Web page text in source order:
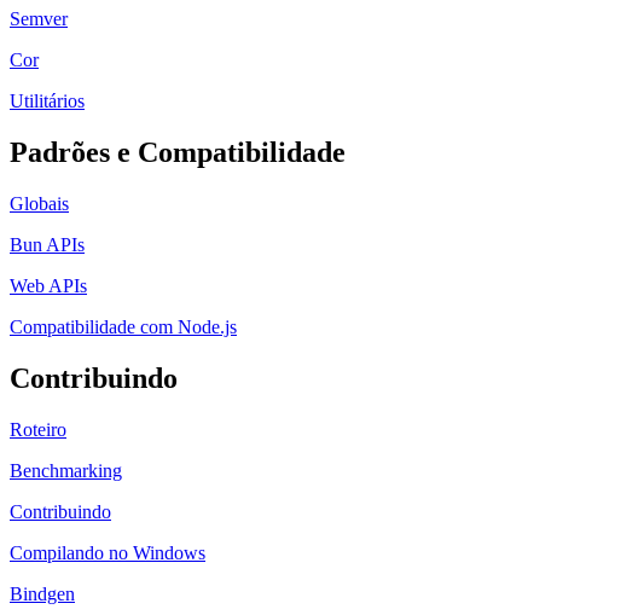
Semver
Cor
Utilitários
Padrões e Compatibilidade
Globais
Bun APIs
Web APIs
Compatibilidade com Node.js
Contribuindo
Roteiro
Benchmarking
Contribuindo
Compilando no Windows
Bindgen